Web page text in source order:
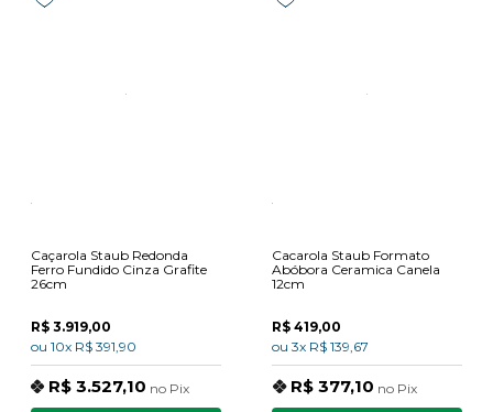
Caçarola Staub Redonda
Ferro Fundido Cinza Grafite
26cm
R$ 3.919,00
ou 10x R$ 391,90
R$ 3.527,10 no Pix
Cacarola Staub Formato
Abóbora Ceramica Canela
12cm
R$ 419,00
ou 3x R$ 139,67
R$ 377,10 no Pix